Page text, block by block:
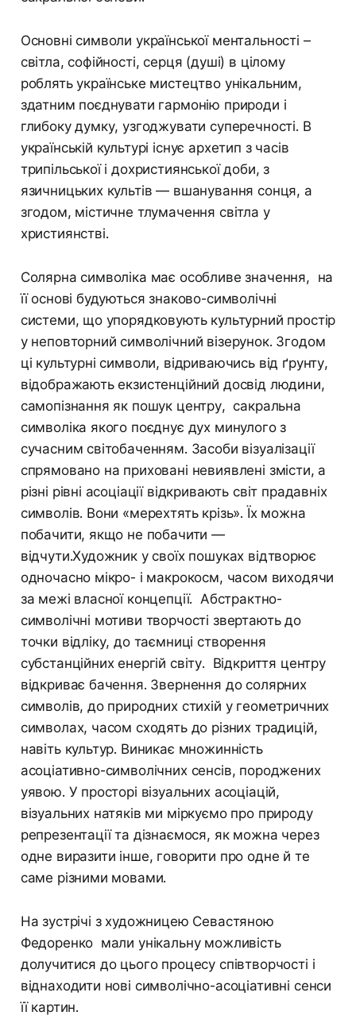
Основні символи української ментальності –
світла, софійності, серця (душі) в цілому
роблять українське мистецтво унікальним,
здатним поєднувати гармонію природи і
глибоку думку, узгоджувати суперечності. В
українській культурі існує архетип з часів
трипільської і дохристиянської доби, з
язичницьких культів — вшанування сонця, а
згодом, містичне тлумачення світла у
християнстві.
Солярна символіка має особливе значення, на
її основі будуються знаково-символічні
системи, що упорядковують культурний простір
у неповторний символічний візерунок. Згодом
ці культурні символи, відриваючись від ґрунту,
відображають екзистенційний досвід людини,
самопізнання як пошук центру, сакральна
символіка якого поєднує дух минулого з
сучасним світобаченням. Засоби візуалізації
спрямовано на приховані невиявлені змісти, а
різні рівні асоціації відкривають світ прадавніх
символів. Вони «мерехтять крізь». Їх можна
побачити, якщо не побачити —
відчути.Художник у своїх пошуках відтворює
одночасно мікро- і макрокосм, часом виходячи
за межі власної концепції. Абстрактно-
символічні мотиви творчості звертають до
точки відліку, до таємниці створення
субстанційних енергій світу. Відкриття центру
відкриває бачення. Звернення до солярних
символів, до природних стихій у геометричних
символах, часом сходять до різних традицій,
навіть культур. Виникає множинність
асоціативно-символічних сенсів, породжених
уявою. У просторі візуальних асоціацій,
візуальних натяків ми міркуємо про природу
репрезентації та дізнаємося, як можна через
одне виразити інше, говорити про одне й те
саме різними мовами.
На зустрічі з художницею Севастяною
Федоренко мали унікальну можливість
долучитися до цього процесу співтворчості і
віднаходити нові символічно-асоціативні сенси
її картин.